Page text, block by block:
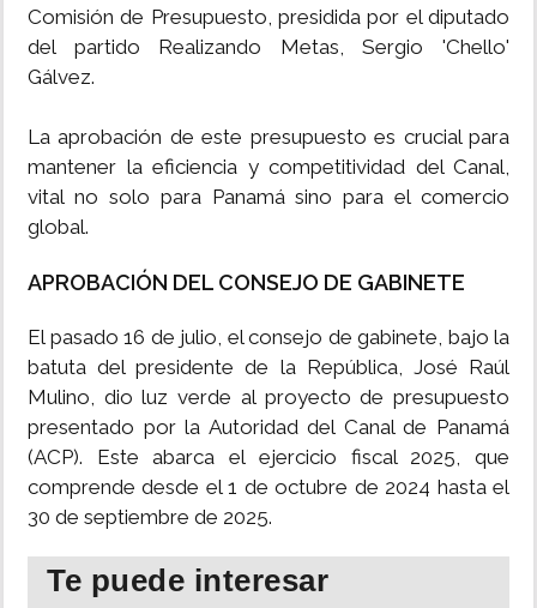
Comisión de Presupuesto, presidida por el diputado
del partido Realizando Metas, Sergio 'Chello'
Gálvez.
La aprobación de este presupuesto es crucial para
mantener la eficiencia y competitividad del Canal,
vital no solo para Panamá sino para el comercio
global.
APROBACIÓN DEL CONSEJO DE GABINETE
El pasado 16 de julio, el consejo de gabinete, bajo la
batuta del presidente de la República, José Raúl
Mulino, dio luz verde al proyecto de presupuesto
presentado por la Autoridad del Canal de Panamá
(ACP). Este abarca el ejercicio fiscal 2025, que
comprende desde el 1 de octubre de 2024 hasta el
30 de septiembre de 2025.
Te puede interesar